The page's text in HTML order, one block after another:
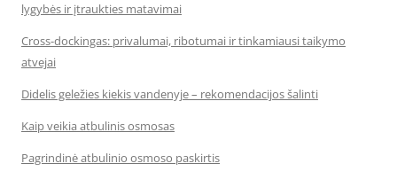
lygybės ir įtraukties matavimai
Cross-dockingas: privalumai, ribotumai ir tinkamiausi taikymo
atvejai
Didelis geležies kiekis vandenyje – rekomendacijos šalinti
Kaip veikia atbulinis osmosas
Pagrindinė atbulinio osmoso paskirtis